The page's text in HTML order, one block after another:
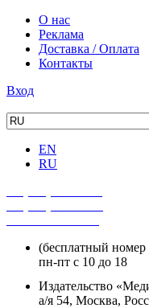
О нас
Реклама
Доставка / Оплата
Контакты
Вход
EN
RU
(бесплатный
пн-пт с 10 до 18
Издательство
а/я 54, Москва,